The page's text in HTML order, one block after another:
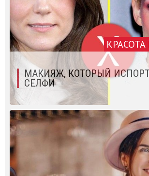
МАКИЯЖ, КОТОРЫЙ
СЕЛФИ